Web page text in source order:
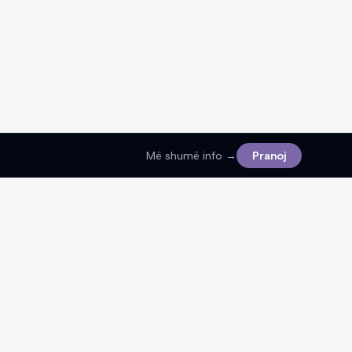
Më shumë info → Pranoj